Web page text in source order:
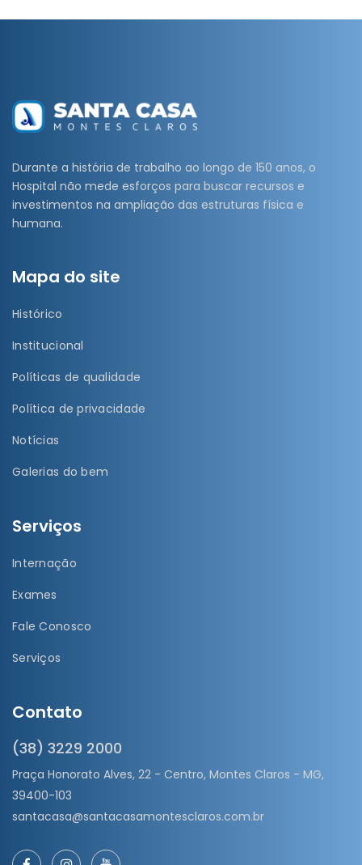
Durante a história de trabalho ao longo de 150 anos, o
Hospital não mede esforços para buscar recursos e
investimentos na ampliação das estruturas física e
humana.
Mapa do site
Histórico
Institucional
Políticas de qualidade
Política de privacidade
Notícias
Galerias do bem
Serviços
Internação
Exames
Fale Conosco
Serviços
Contato
(38) 3229 2000
Praça Honorato Alves, 22 - Centro, Montes Claros - MG,
39400-103
santacasa@santacasamontesclaros.com.br